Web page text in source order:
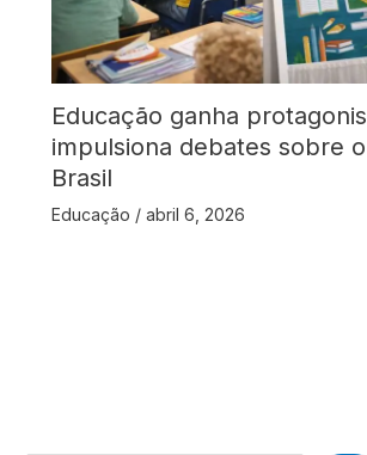
Educação ganha
impulsiona debates sobre
Brasil
Educação / abril 6, 2026